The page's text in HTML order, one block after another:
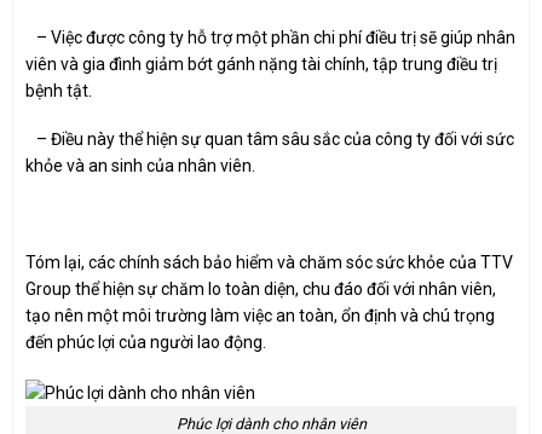
– Việc được công ty hỗ trợ một phần chi phí điều trị sẽ giúp nhân
viên và gia đình giảm bớt gánh nặng tài chính, tập trung điều trị
bệnh tật.
– Điều này thể hiện sự quan tâm sâu sắc của công ty đối với sức
khỏe và an sinh của nhân viên.
Tóm lại, các chính sách bảo hiểm và chăm sóc sức khỏe của TTV
Group thể hiện sự chăm lo toàn diện, chu đáo đối với nhân viên,
tạo nên một môi trường làm việc an toàn, ổn định và chú trọng
đến phúc lợi của người lao động.
Phúc lợi dành cho nhân viên